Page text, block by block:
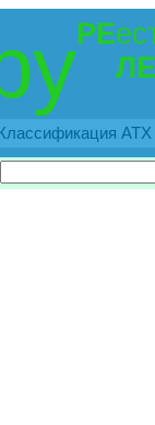
РЕ
ЛЕ
Классификация АТХ